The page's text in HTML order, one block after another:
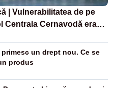
| Vulnerabilitatea de pe
Centrala Cernavodă era
un drept nou. Ce se
produs